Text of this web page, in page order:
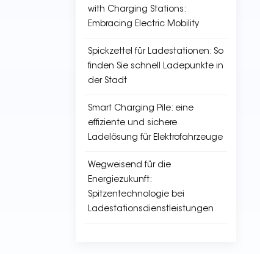
with Charging Stations:
Embracing Electric Mobility
Spickzettel für Ladestationen: So
finden Sie schnell Ladepunkte in
der Stadt
Smart Charging Pile: eine
effiziente und sichere
Ladelösung für Elektrofahrzeuge
Wegweisend für die
Energiezukunft:
Spitzentechnologie bei
Ladestationsdienstleistungen